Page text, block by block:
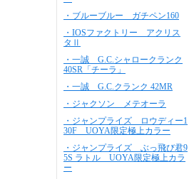
・ブルーブルー ガチペン160
・IOSファクトリー アクリス
タⅡ
・一誠 G.C.シャロークランク
40SR「チーラ」
・一誠 G.C.クランク 42MR
・ジャクソン メテオーラ
・ジャンプライズ ロウディー1
30F UOYA限定極上カラー
・ジャンプライズ ぶっ飛び君9
5S ラトル UOYA限定極上カラ
ー